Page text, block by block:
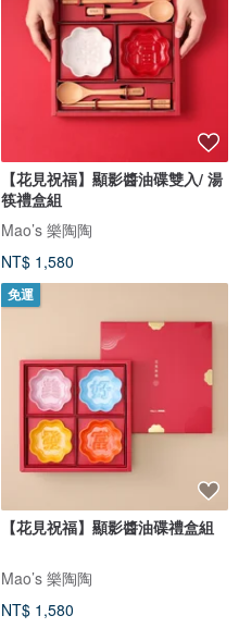
【花見祝福】顯影醬油碟雙入/ 湯
筷禮盒組
Mao’s 樂陶陶
NT$ 1,580
免運
【花見祝福】顯影醬油碟禮盒組
Mao’s 樂陶陶
NT$ 1,580